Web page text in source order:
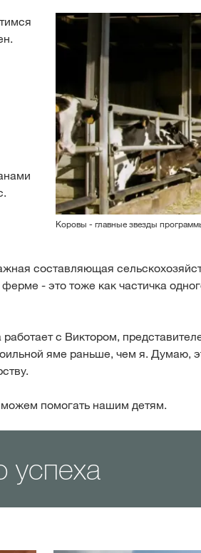
Коровы - главные звезды
составляющая
- это тоже как частичка
с Виктором,
яме раньше, чем я. Думаю,
помогать нашим детям.